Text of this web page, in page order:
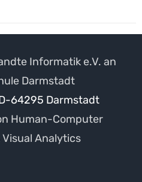
Informatik e.V. an
Darmstadt
64295 Darmstadt
Human-Computer
Analytics